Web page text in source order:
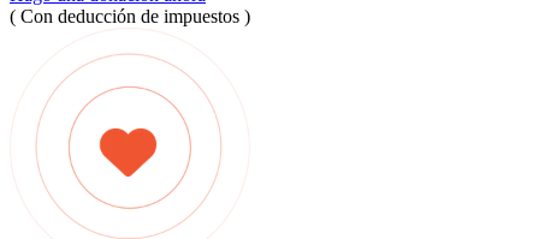
( Con deducción de impuestos )